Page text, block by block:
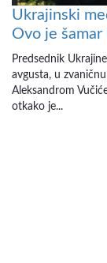
Ukrajinski
Ovo je šamar
Predsednik
avgusta, u
Aleksandrom
otkako je...